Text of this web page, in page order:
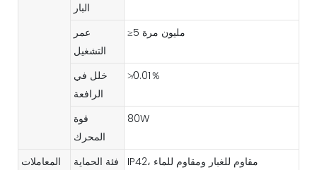
البار
عمر
التشغيل
≥5 مليون مرة
خلل في
الرافعة
≯0.01％
قوة
المحرك
80W
المعاملات
فئة الحماية
IP42، مقاوم للغبار ومقاوم للماء